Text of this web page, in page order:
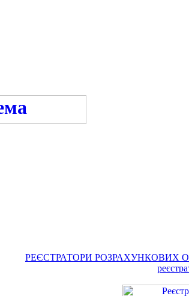
РЕЄСТРАТОРИ РОЗРАХУНКОВИХ